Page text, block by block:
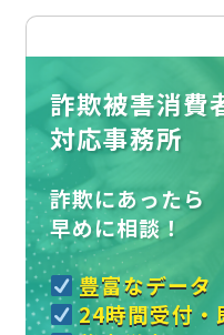
詐欺被害消費
対応事務所
詐欺にあったら
早めに相談！
豊富なデータ
24時間受付・